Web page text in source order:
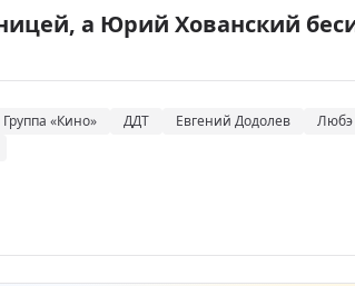
а Юрий Хованский
Группа «Кино» ДДТ Евгений Додолев Любэ